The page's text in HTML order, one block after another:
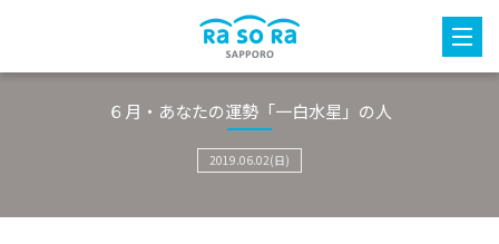
６月・あなたの運勢「一白水星」の人
2019.06.02(日)